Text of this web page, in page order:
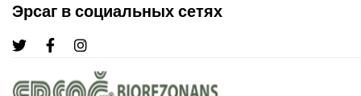
Эрсаг в социальных сетях